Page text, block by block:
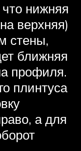
нижняя
верхняя)
стены,
ближняя
профиля.
плинтуса
а для